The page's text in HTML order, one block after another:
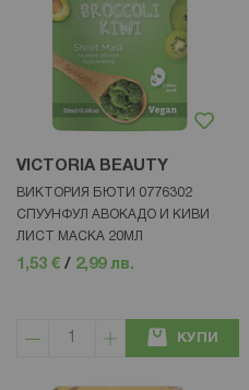
VICTORIA BEAUTY
ВИКТОРИЯ БЮТИ 0776302
СПУУНФУЛ АВОКАДО И КИВИ
ЛИСТ МАСКА 20МЛ
1,53 € / 2,99 лв.
КУПИ